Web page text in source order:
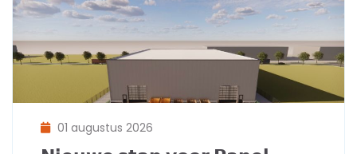
01 augustus 2026